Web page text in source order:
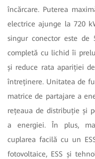
încărcare. Puterea
electrice ajunge la 720
singur conector este de
completă cu lichid îi
și reduce rata apariției
întreținere. Unitatea de
matrice de partajare a
rețeaua de distribuție și
a energiei. În plus,
cuplarea facilă cu un
fotovoltaice, ESS și